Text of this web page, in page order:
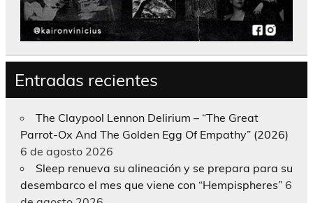
Entradas recientes
The Claypool Lennon Delirium – “The Great
Parrot-Ox And The Golden Egg Of Empathy” (2026)
6 de agosto 2026
Sleep renueva su alineación y se prepara para su
desembarco el mes que viene con “Hempispheres” 6